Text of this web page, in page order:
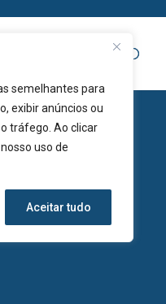
semelhantes para
exibir anúncios ou
tráfego. Ao clicar
uso de
Aceitar tudo